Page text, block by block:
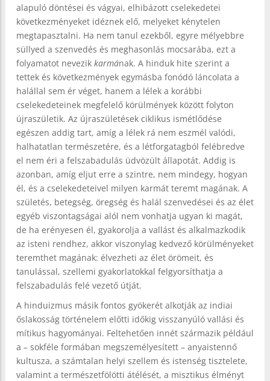
alapuló döntései és vágyai, elhibázott cselekedetei
következményeket idéznek elő, melyeket kénytelen
megtapasztalni. Ha nem tanul ezekből, egyre mélyebbre
süllyed a szenvedés és meghasonlás mocsarába, ezt a
folyamatot nevezik karmának. A hinduk hite szerint a
tettek és következmények egymásba fonódó láncolata a
halállal sem ér véget, hanem a lélek a korábbi
cselekedeteinek megfelelő körülmények között folyton
újraszületik. Az újraszületések ciklikus ismétlődése
egészen addig tart, amíg a lélek rá nem eszmél valódi,
halhatatlan természetére, és a létforgatagból felébredve
el nem éri a felszabadulás üdvözült állapotát. Addig is
azonban, amíg eljut erre a szintre, nem mindegy, hogyan
él, és a cselekedeteivel milyen karmát teremt magának. A
születés, betegség, öregség és halál szenvedései és az élet
egyéb viszontagságai alól nem vonhatja ugyan ki magát,
de ha erényesen él, gyakorolja a vallást és alkalmazkodik
az isteni rendhez, akkor viszonylag kedvező körülményeket
teremthet magának: élvezheti az élet örömeit, és
tanulással, szellemi gyakorlatokkal felgyorsíthatja a
felszabadulás felé vezető útját.
A hinduizmus másik fontos gyökerét alkotják az indiai
őslakosság történelem előtti időkig visszanyúló vallási és
mítikus hagyományai. Feltehetően innét származik például
a – sokféle formában megszemélyesített – anyaistennő
kultusza, a számtalan helyi szellem és istenség tisztelete,
valamint a természetfölötti átélését, a misztikus élményt